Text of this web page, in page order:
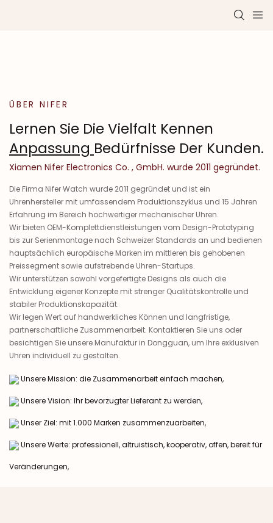
ÜBER NIFER
Lernen Sie Die Vielfalt Kennen
Anpassung Bedürfnisse Der Kunden.
Xiamen Nifer Electronics Co. , GmbH. wurde 2011 gegründet.
Die Firma Nifer Watch wurde 2011 gegründet und ist ein
Uhrenhersteller mit umfassendem Produktionszyklus und 15 Jahren
Erfahrung im Bereich hochwertiger mechanischer Uhren.
Wir bieten OEM-Komplettdienstleistungen vom Design-Prototyping
bis zur Serienmontage nach Schweizer Standards an und bedienen
hauptsächlich europäische Marken im mittleren bis gehobenen
Preissegment sowie aufstrebende Uhren-Startups.
Wir unterstützen sowohl vorgefertigte Designs als auch die
Entwicklung eigener Konzepte mit strenger Qualitätskontrolle und
stabiler Produktionskapazität.
Wir legen Wert auf handwerkliches Können und langfristige,
partnerschaftliche Zusammenarbeit. Kontaktieren Sie uns oder
besichtigen Sie unsere Manufaktur in Dongguan, um Ihre exklusiven
Uhren individuell zu gestalten.
Unsere Mission: die Zusammenarbeit einfach machen,
Unsere Vision: Ihr bevorzugter Lieferant zu werden,
Unser Ziel: mit 1.000 Marken zusammenzuarbeiten,
Unsere Werte: professionell, altruistisch, kooperativ, offen, bereit für
Veränderungen,